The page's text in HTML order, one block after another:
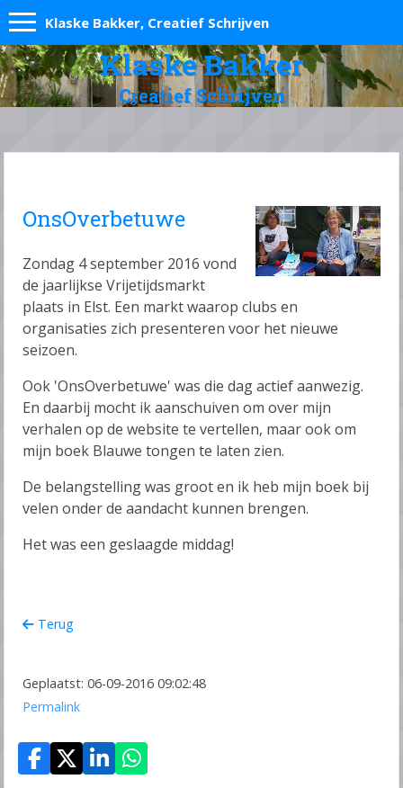
Klaske Bakker, Creatief Schrijven
Klaske Bakker
Creatief Schrijven
OnsOverbetuwe
Zondag 4 september 2016 vond
de jaarlijkse Vrijetijdsmarkt
plaats in Elst. Een markt waarop clubs en
organisaties zich presenteren voor het nieuwe
seizoen.
Ook 'OnsOverbetuwe' was die dag actief aanwezig.
En daarbij mocht ik aanschuiven om over mijn
verhalen op de website te vertellen, maar ook om
mijn boek Blauwe tongen te laten zien.
De belangstelling was groot en ik heb mijn boek bij
velen onder de aandacht kunnen brengen.
Het was een geslaagde middag!
Terug
Geplaatst: 06-09-2016 09:02:48
Permalink